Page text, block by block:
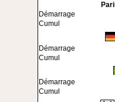
Démarrage
Cumul
Démarrage
Cumul
Démarrage
Cumul